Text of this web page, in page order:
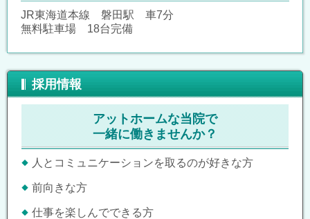
JR東海道本線 磐田駅 車7分
無料駐車場 18台完備
採用情報
アットホームな当院で
一緒に働きませんか？
人とコミュニケーションを取るのが好きな方
前向きな方
仕事を楽しんでできる方